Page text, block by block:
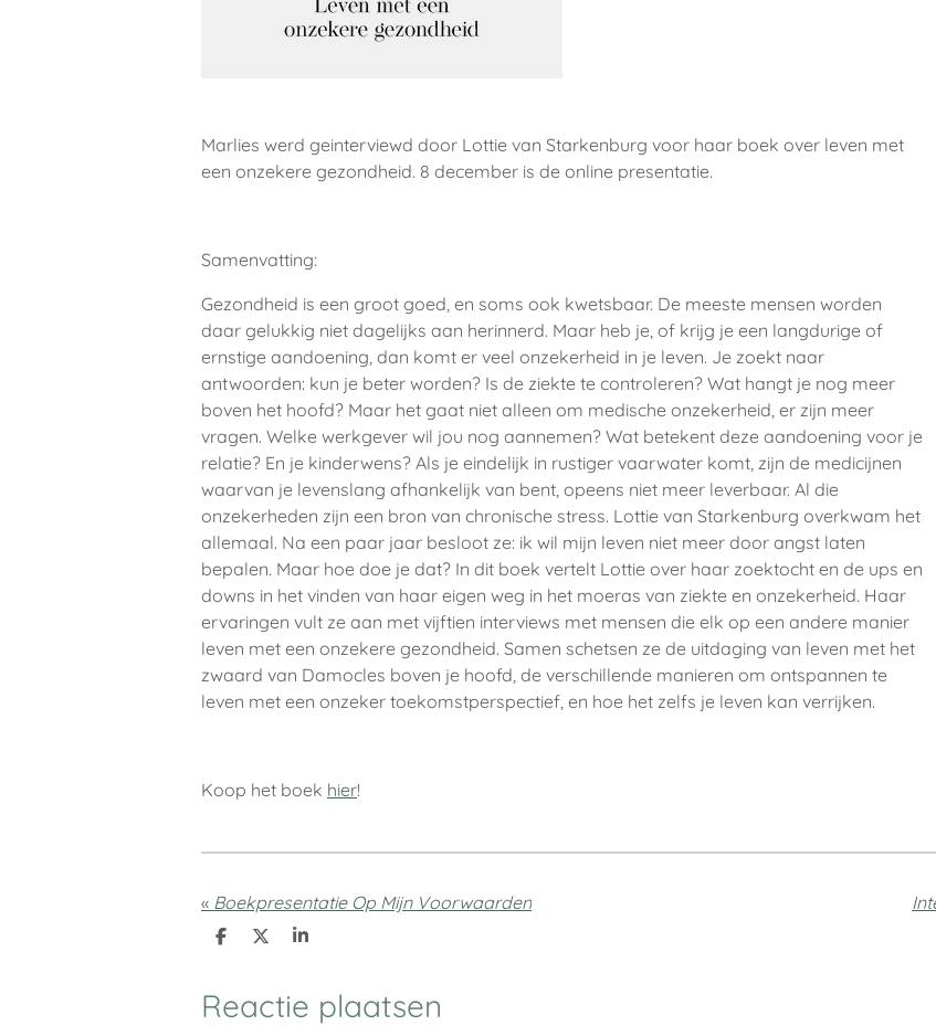
Marlies werd geinterviewd door Lottie van Starkenburg voor haar boek over leven met
een onzekere gezondheid. 8 december is de online presentatie.
Samenvatting:
Gezondheid is een groot goed, en soms ook kwetsbaar. De meeste mensen worden
daar gelukkig niet dagelijks aan herinnerd. Maar heb je, of krijg je een langdurige of
ernstige aandoening, dan komt er veel onzekerheid in je leven. Je zoekt naar
antwoorden: kun je beter worden? Is de ziekte te controleren? Wat hangt je nog meer
boven het hoofd? Maar het gaat niet alleen om medische onzekerheid, er zijn meer
vragen. Welke werkgever wil jou nog aannemen? Wat betekent deze aandoening voor je
relatie? En je kinderwens? Als je eindelijk in rustiger vaarwater komt, zijn de medicijnen
waarvan je levenslang afhankelijk van bent, opeens niet meer leverbaar. Al die
onzekerheden zijn een bron van chronische stress. Lottie van Starkenburg overkwam het
allemaal. Na een paar jaar besloot ze: ik wil mijn leven niet meer door angst laten
bepalen. Maar hoe doe je dat? In dit boek vertelt Lottie over haar zoektocht en de ups en
downs in het vinden van haar eigen weg in het moeras van ziekte en onzekerheid. Haar
ervaringen vult ze aan met vijftien interviews met mensen die elk op een andere manier
leven met een onzekere gezondheid. Samen schetsen ze de uitdaging van leven met het
zwaard van Damocles boven je hoofd, de verschillende manieren om ontspannen te
leven met een onzeker toekomstperspectief, en hoe het zelfs je leven kan verrijken.
Koop het boek hier!
« Boekpresentatie Op Mijn Voorwaarden
D
e
n
D
S
e
Reactie plaatsen